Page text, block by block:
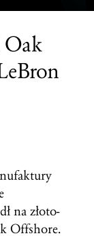
Oak
na złoto-
Offshore.